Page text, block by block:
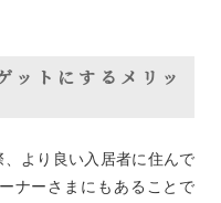
ットにするメリッ
より良い入居者に住んで
ナーさまにもあることで